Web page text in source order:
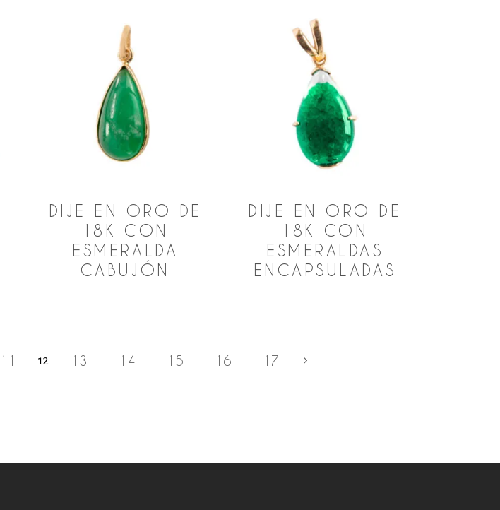
DIJE EN ORO DE
18K CON
ESMERALDA
CABUJÓN
DIJE EN ORO DE
18K CON
ESMERALDAS
ENCAPSULADAS
11 12 13 14 15 16 17